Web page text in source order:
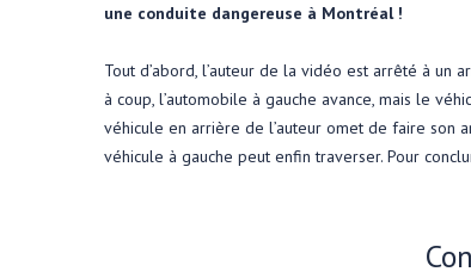
une conduite dangereuse à Montréal !
Tout d’abord, l’auteur de la vidéo est arrêté à un
à coup, l’automobile à gauche avance, mais le
véhicule en arrière de l’auteur omet de faire son
véhicule à gauche peut enfin traverser. Pour